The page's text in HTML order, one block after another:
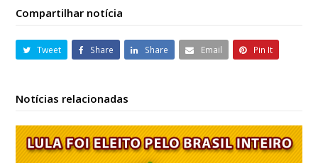
Compartilhar notícia
Tweet Share Share Email Pin It
Notícias relacionadas